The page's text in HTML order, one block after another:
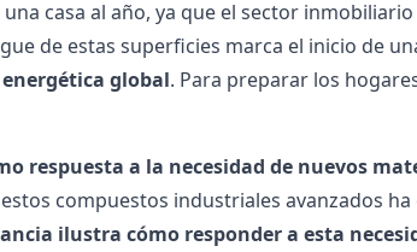
casa al año, ya que el sector
de estas superficies marca el inicio de
global. Para preparar los
respuesta a la necesidad de nuevos
estos compuestos industriales avanzados
ilustra cómo responder a esta